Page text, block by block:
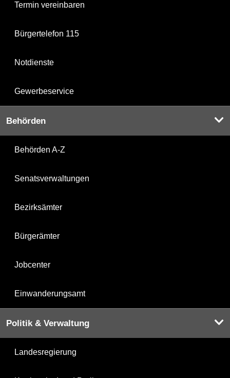
Termin vereinbaren
Bürgertelefon 115
Notdienste
Gewerbeservice
Behörden
Behörden A-Z
Senatsverwaltungen
Bezirksämter
Bürgerämter
Jobcenter
Einwanderungsamt
Politik & Verwaltung
Landesregierung